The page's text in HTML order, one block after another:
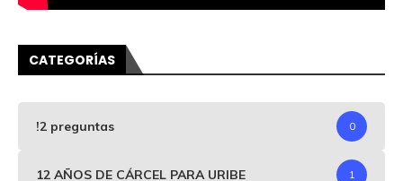
CATEGORÍAS
!2 preguntas 0
12 AÑOS DE CÁRCEL PARA URIBE 1